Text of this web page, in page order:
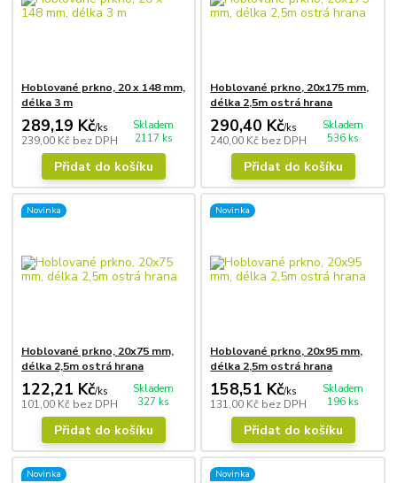
Hoblované prkno, 20 x 148 mm,
délka 3 m
289,19 Kč/ks
239,00 Kč bez DPH
Skladem
2117 ks
Přidat do košíku
Hoblované prkno, 20x175 mm,
délka 2,5m ostrá hrana
290,40 Kč/ks
240,00 Kč bez DPH
Skladem
536 ks
Přidat do košíku
Novinka
Hoblované prkno, 20x75 mm,
délka 2,5m ostrá hrana
122,21 Kč/ks
101,00 Kč bez DPH
Skladem
327 ks
Přidat do košíku
Novinka
Hoblované prkno, 20x95 mm,
délka 2,5m ostrá hrana
158,51 Kč/ks
131,00 Kč bez DPH
Skladem
196 ks
Přidat do košíku
Novinka Novinka